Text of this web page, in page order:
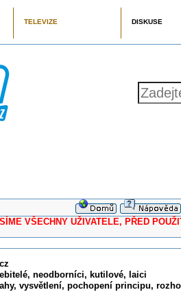
TELEVIZE DISKUSE
UŽIVATELE, PŘED
neodborníci, kutilové, laici
vysvětlení, pochopení principu,